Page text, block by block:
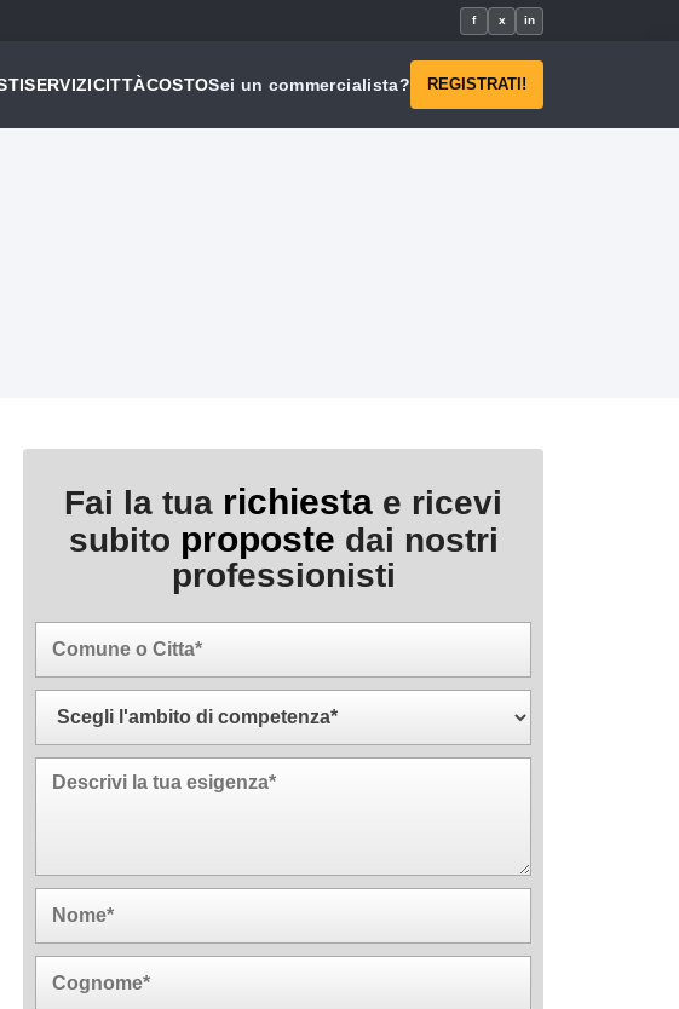
f x in
SERVIZICITTÀCOSTOSei un commercialista? REGISTRATI!
Fai la tua richiesta e ricevi
subito proposte dai nostri
professionisti